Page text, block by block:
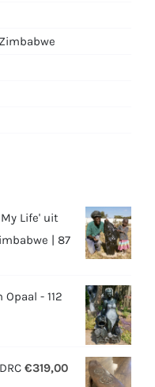
Life' uit
| 87
- 112
€319,00